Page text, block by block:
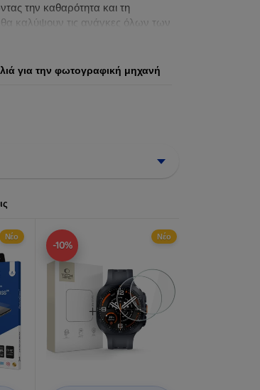
την καθαρότητα και τη
θα καλύψουν τις ανάγκες όλων των
για την φωτογραφική μηχανή
Νέο
-10%
Νέο